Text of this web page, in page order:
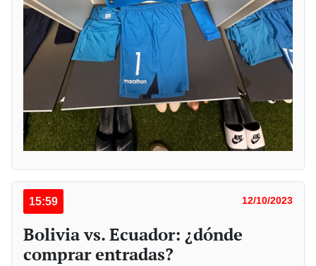
15:59 12/10/2023
Bolivia vs. Ecuador: ¿dónde
comprar entradas?